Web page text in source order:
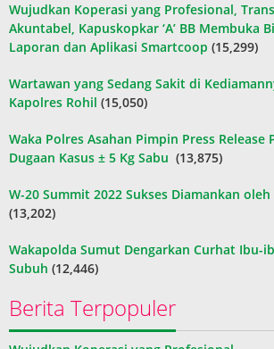
Wujudkan Koperasi yang Profesional,
Akuntabel, Kapuskopkar ‘A’ BB Membuka
Laporan dan Aplikasi Smartcoop (15,299)
Wartawan yang Sedang Sakit di
Kapolres Rohil (15,050)
Waka Polres Asahan Pimpin Press Release
Dugaan Kasus ± 5 Kg Sabu (13,875)
W-20 Summit 2022 Sukses Diamankan
(13,202)
Wakapolda Sumut Dengarkan Curhat Ibu-
Subuh (12,446)
Berita Terpopuler